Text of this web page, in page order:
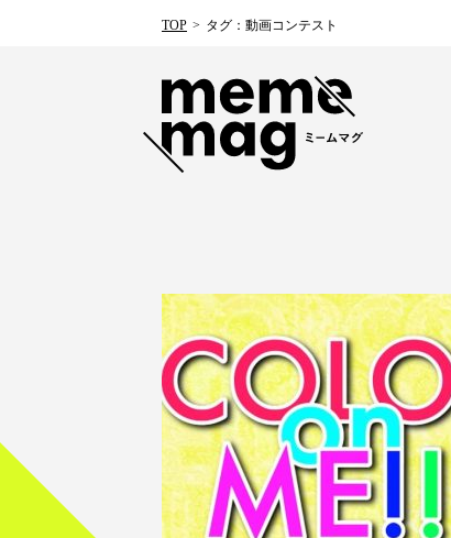
TOP タグ：動画コンテスト